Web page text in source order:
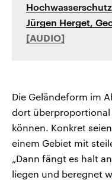
Jürgen Herget,
Die Geländeform im
dort überproportional
können. Konkret
einem Gebiet mit
„Dann fängt es halt
liegen und beregnet